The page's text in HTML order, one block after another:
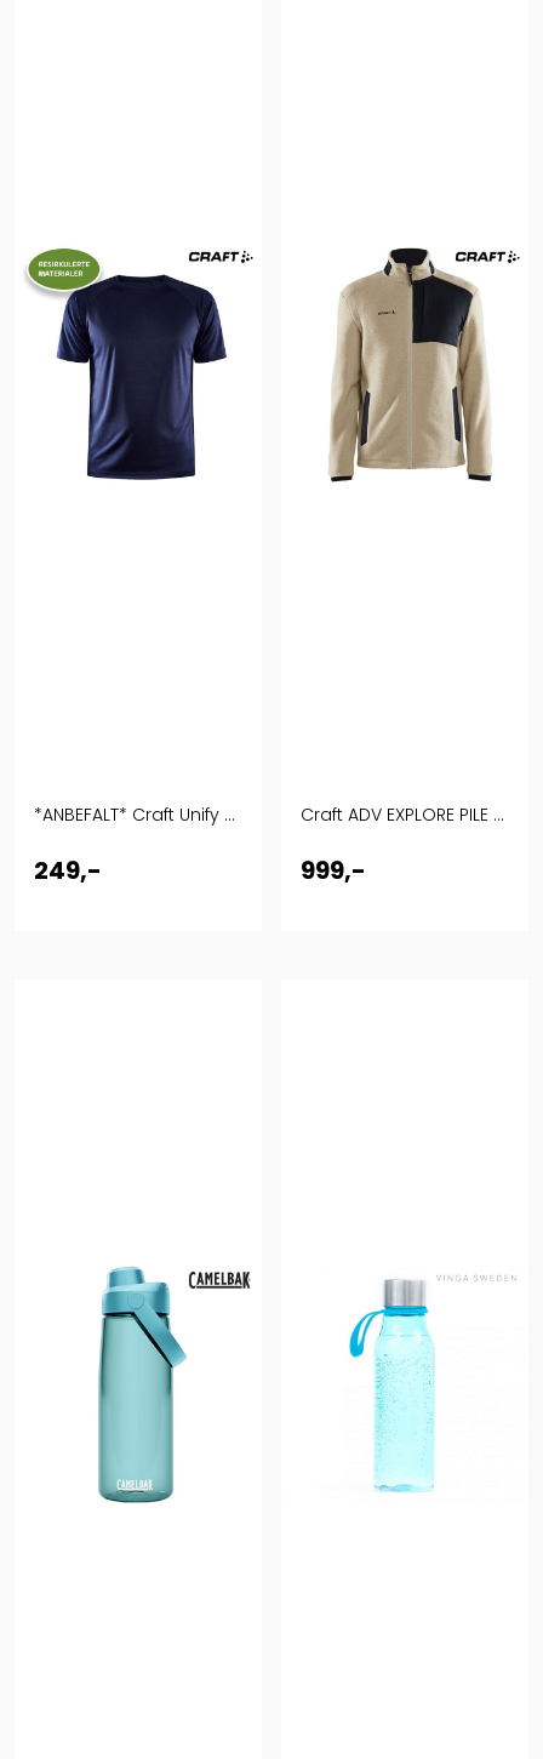
*ANBEFALT* Craft Unify ...
249,-
Craft ADV EXPLORE PILE ...
999,-